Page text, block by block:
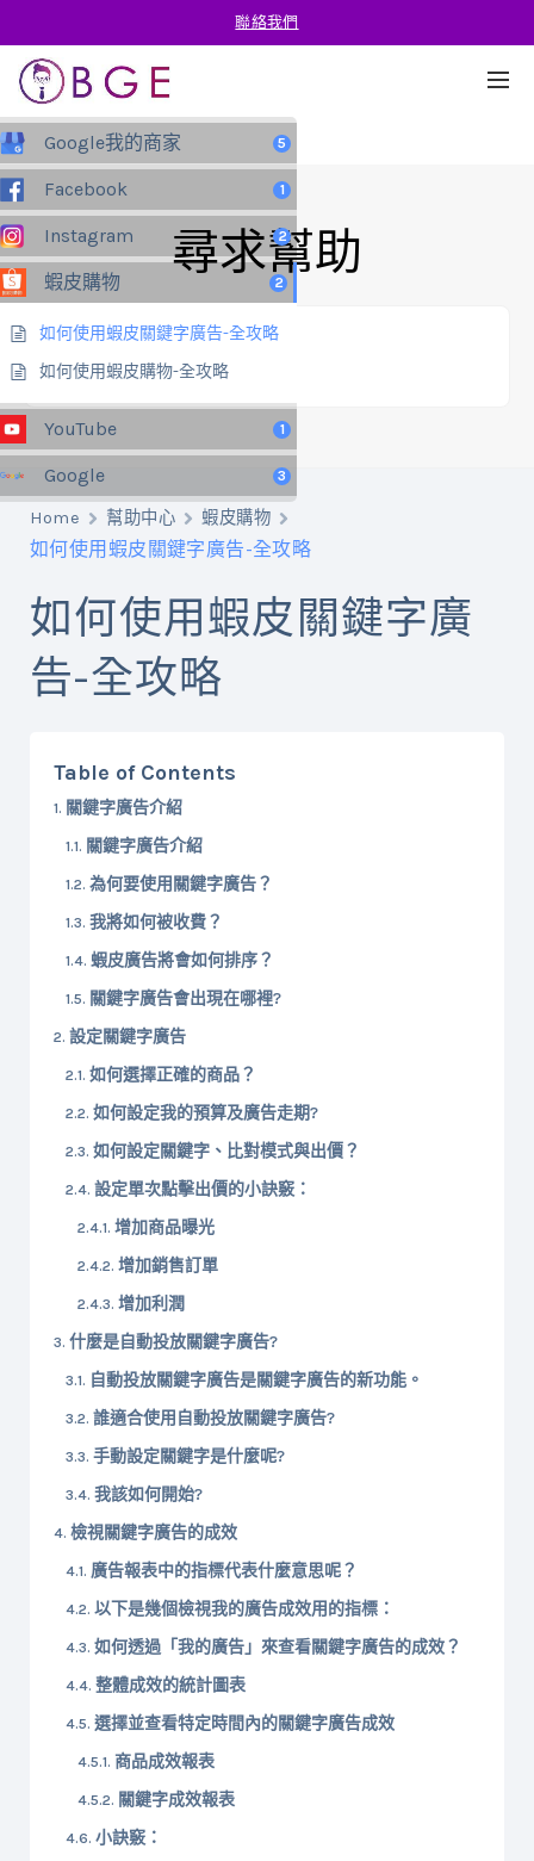
聯絡我們
尋求幫助
Google我的商家 5
Facebook 1
Instagram 2
蝦皮購物 2
如何使用蝦皮關鍵字廣告-全攻略
如何使用蝦皮購物-全攻略
YouTube 1
Google 3
Home 幫助中心 蝦皮購物
如何使用蝦皮關鍵字廣告-全攻略
如何使用蝦皮關鍵字廣
告-全攻略
Table of Contents
關鍵字廣告介紹
關鍵字廣告介紹
為何要使用關鍵字廣告？
我將如何被收費？
蝦皮廣告將會如何排序？
關鍵字廣告會出現在哪裡?
設定關鍵字廣告
如何選擇正確的商品？
如何設定我的預算及廣告走期?
如何設定關鍵字、比對模式與出價？
設定單次點擊出價的小訣竅：
增加商品曝光
增加銷售訂單
增加利潤
什麼是自動投放關鍵字廣告?
自動投放關鍵字廣告是關鍵字廣告的新功能。
誰適合使用自動投放關鍵字廣告?
手動設定關鍵字是什麼呢?
我該如何開始?
檢視關鍵字廣告的成效
廣告報表中的指標代表什麼意思呢？
以下是幾個檢視我的廣告成效用的指標：
如何透過「我的廣告」來查看關鍵字廣告的成效？
整體成效的統計圖表
選擇並查看特定時間內的關鍵字廣告成效
商品成效報表
關鍵字成效報表
小訣竅：